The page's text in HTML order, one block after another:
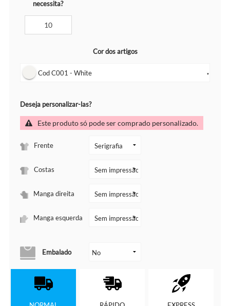
necessita?
Cor dos artigos
Cod C001 - White ▼
Deseja personalizar-las?
Este produto só pode ser comprado personalizado.
Frente
Costas
Manga direita
Manga esquerda
Embalado